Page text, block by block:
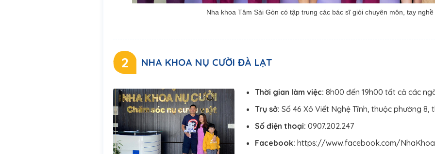
Nha khoa Tâm Sài Gòn có tập trung các bác sĩ giỏi chuyên môn, tay nghề
2 NHA KHOA NỤ CƯỜI ĐÀ LẠT
Thời gian làm việc: 8h00 đến 19h00 tất cả các
Trụ sở: Số 46 Xô Viết Nghệ Tĩnh, thuộc phường
Số điện thoại: 0907.202.247
Facebook: https://www.facebook.com/